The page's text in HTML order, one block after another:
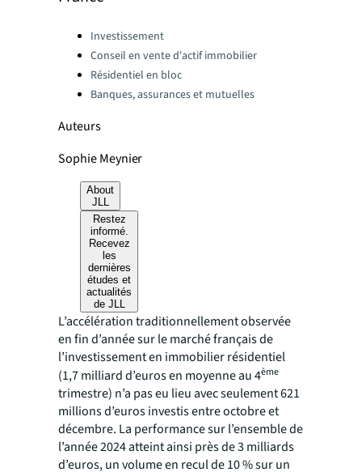
Categories:Investissement
Conseil en vente d'actif immobilier
Résidentiel en bloc
Banques, assurances et mutuelles
Auteurs
Sophie Meynier
About
JLL
Restez
informé.
Recevez
les
dernières
études et
actualités
de JLL
L’accélération traditionnellement observée
en fin d’année sur le marché français de
l’investissement en immobilier résidentiel
(1,7 milliard d’euros en moyenne au 4ème
trimestre) n’a pas eu lieu avec seulement 621
millions d’euros investis entre octobre et
décembre. La performance sur l’ensemble de
l’année 2024 atteint ainsi près de 3 milliards
d’euros, un volume en recul de 10 % sur un